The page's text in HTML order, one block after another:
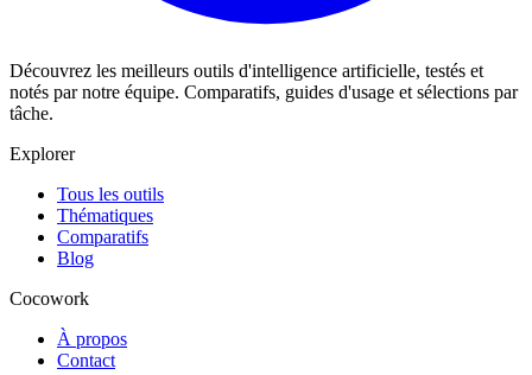
Découvrez les meilleurs outils d'intelligence artificielle, testés et
notés par notre équipe. Comparatifs, guides d'usage et sélections par
tâche.
Explorer
Tous les outils
Thématiques
Comparatifs
Blog
Cocowork
À propos
Contact